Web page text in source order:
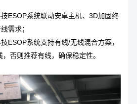
ESOP系统联动安卓主机、3D加固终
需求；
ESOP系统支持有线/无线混合方案，
否则推荐有线，确保稳定性。